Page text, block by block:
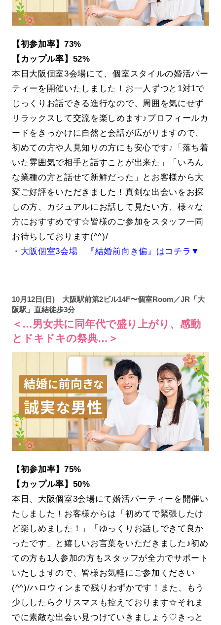
【初参加率】73%
【カップル率】52%
本日大阪個室3会場にて、個室スタイルの婚活パー
ティーを開催いたしました！お一人ずつと1対1で
じっくりお話できる進行なので、周囲を気にせず
リラックスして交流を楽しめます♪プロフィールカ
ードをきっかけに自然と会話が広がりますので、
初めての方や人見知りの方にも安心です♪「落ち着
いた雰囲気で相手と話すことが出来た」「いろん
な業種の方と話せて新鮮だった」とお客様から大
変ご好評をいただきました！真剣な出会いをお探
しの方、カジュアルにお話して見たい方、様々な
方におすすめです☆皆様のご参加をスタッフ一同
お待ちしております(^^)/
・大阪個室3会場 『結婚前向き偏』はコチラ▼
10月12日(日) 大阪駅前第2ビル14F〜個室Room／JR「大
阪駅」直結徒歩3分
＜…男女共に同年代で盛り上がり、感動
とドキドキの祭典…＞
【初参加率】75%
【カップル率】50%
本日、大阪個室3会場にて婚活パーティーを開催い
たしました！お客様からは「初めてで緊張したけ
ど楽しめました！」「ゆっくりお話しできて良か
ったです」と嬉しいお言葉をいただきました♪初め
ての方も1人参加の方もスタッフが全力でサポート
いたしますので、皆様お気軽にご参加ください
(^^)/ハロウィンまで残りわずかです！また、もう
少ししたらクリスマスも控えております☆それま
でに素敵な出会い見つけていきましょう♡きっと